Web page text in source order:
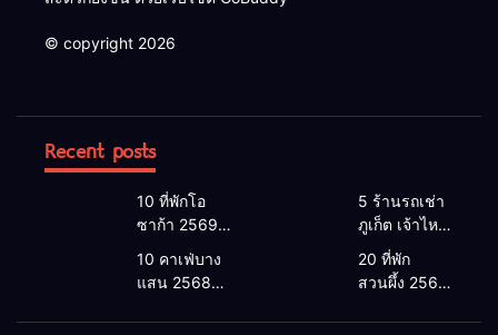
© copyright 2026
Recent posts
10 ที่พักโอ
ซาก้า 2569 |
ที่ไหนดี 2026
โรงแรมโอ
ซาก้า ใกล้
5 ร้านรถเช่า
ภูเก็ต เจ้าไหน
ดี 2026 |
แนะนำ เช่า
รถภูเก็ต 2568
รับรถสนาม
10 คาเฟ่บาง
แสน 2568
2026 เปิดใหม่
20 ที่พัก
สวนผึ้ง 2568
ดลําธาร